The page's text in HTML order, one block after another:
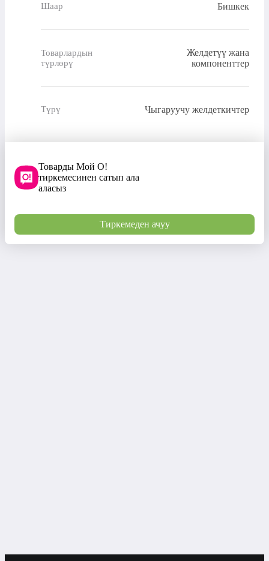
Шаар Бишкек
Товарлардын
түрлөрү
Желдетүү жана
компоненттер
Түрү Чыгаруучу желдеткичтер
Товарды Мой О!
тиркемесинен сатып ала
аласыз
Тиркемеден ачуу